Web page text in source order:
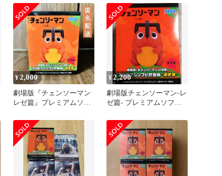
チタ
¥2,000
劇場版『チェンソーマン
レゼ篇』プレミアムソフ
¥2,200
劇場版チェンソーマン-レ
ゼ篇- プレミアムソフビ